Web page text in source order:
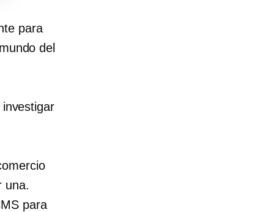
para
del
una.
para